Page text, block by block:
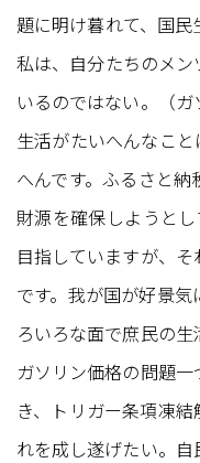
題に明け暮れて、国民
私は、自分たちのメ
いるのではない。（
生活がたいへんなこ
へんです。ふるさと納
財源を確保しようと
目指していますが、
です。我が国が好景
ろいろな面で庶民の
ガソリン価格の問題
き、トリガー条項凍
れを成し遂げたい。